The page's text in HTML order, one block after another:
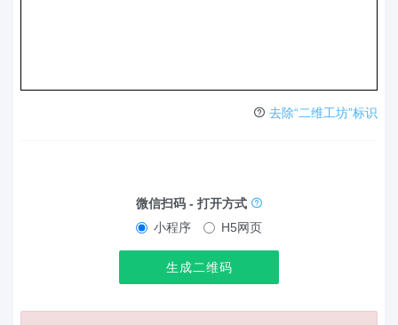
去除“二维工坊”标识
微信扫码 - 打开方式
小程序
H5网页
生成二维码